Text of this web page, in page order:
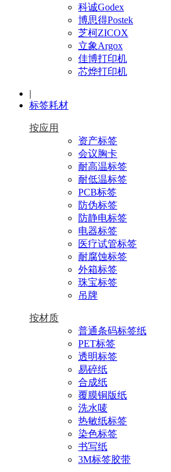
科诚Godex
博思得Postek
芝柯ZICOX
立象Argox
佳博打印机
芯烨打印机
|
标签耗材
按应用
资产标签
会议胸卡
耐高温标签
耐低温标签
PCB标签
防伪标签
防静电标签
电器标签
医疗试管标签
耐腐蚀标签
外箱标签
珠宝标签
吊牌
按材质
普通条码标签纸
PET标签
透明标签
易碎纸
合成纸
覆膜铜版纸
洗水唛
热敏纸标签
染色标签
书写纸
3M标签胶带